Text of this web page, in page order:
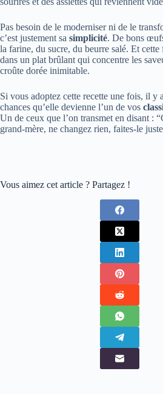
Pas besoin de le moderniser ni de le
c’est justement sa simplicité. De bons
la farine, du sucre, du beurre salé. Et
dans un plat brûlant qui concentre les
croûte dorée inimitable.
Si vous adoptez cette recette une fois, il y
chances qu’elle devienne l’un de vos
Un de ceux que l’on transmet en disant :
grand-mère, ne changez rien, faites-le
Vous aimez cet article ? Partagez !